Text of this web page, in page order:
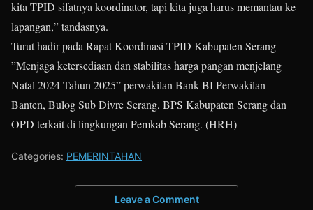
kita TPID sifatnya koordinator, tapi kita juga harus memantau ke
lapangan,” tandasnya.
Turut hadir pada Rapat Koordinasi TPID Kabupaten Serang
”Menjaga ketersediaan dan stabilitas harga pangan menjelang
Natal 2024 Tahun 2025” perwakilan Bank BI Perwakilan
Banten, Bulog Sub Divre Serang, BPS Kabupaten Serang dan
OPD terkait di lingkungan Pemkab Serang. (HRH)
Categories: PEMERINTAHAN
Leave a Comment